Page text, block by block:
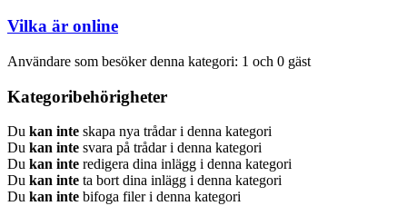
Vilka är online
Användare som besöker denna kategori: 1 och 0 gäst
Kategoribehörigheter
Du kan inte skapa nya trådar i denna kategori
Du kan inte svara på trådar i denna kategori
Du kan inte redigera dina inlägg i denna kategori
Du kan inte ta bort dina inlägg i denna kategori
Du kan inte bifoga filer i denna kategori